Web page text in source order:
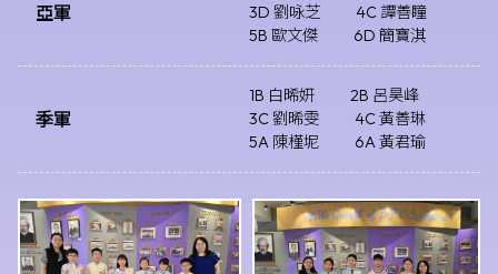
亞軍
3D 劉咏芝
4C 譚善瞳
5B 歐文傑
6D 簡寶淇
季軍
1B 白晞妍
2B 呂昊峰
3C 劉晞雯
4C 黃善琳
5A 陳槿坭
6A 黃君瑜